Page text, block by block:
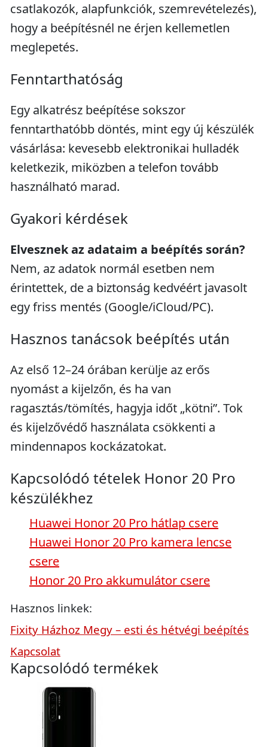
csatlakozók, alapfunkciók, szemrevételezés),
hogy a beépítésnél ne érjen kellemetlen
meglepetés.
Fenntarthatóság
Egy alkatrész beépítése sokszor
fenntarthatóbb döntés, mint egy új készülék
vásárlása: kevesebb elektronikai hulladék
keletkezik, miközben a telefon tovább
használható marad.
Gyakori kérdések
Elvesznek az adataim a beépítés során?
Nem, az adatok normál esetben nem
érintettek, de a biztonság kedvéért javasolt
egy friss mentés (Google/iCloud/PC).
Hasznos tanácsok beépítés után
Az első 12–24 órában kerülje az erős
nyomást a kijelzőn, és ha van
ragasztás/tömítés, hagyja időt „kötni”. Tok
és kijelzővédő használata csökkenti a
mindennapos kockázatokat.
Kapcsolódó tételek Honor 20 Pro
készülékhez
Huawei Honor 20 Pro hátlap csere
Huawei Honor 20 Pro kamera lencse
csere
Honor 20 Pro akkumulátor csere
Hasznos linkek:
Fixity Házhoz Megy – esti és hétvégi beépítés
Kapcsolat
Kapcsolódó termékek